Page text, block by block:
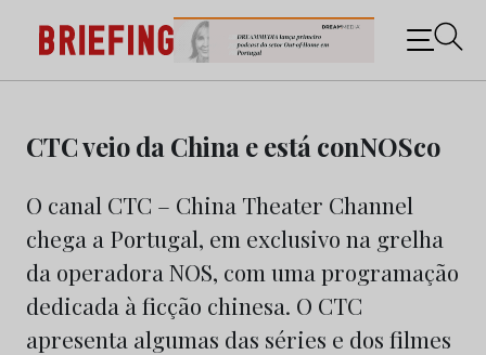
content
Briefing: Todas as notícias sobre os negócios do
Marketing e da Publicidade
CTC veio da China e está conNOSco
O canal CTC – China Theater Channel
chega a Portugal, em exclusivo na grelha
da operadora NOS, com uma programação
dedicada à ficção chinesa. O CTC
apresenta algumas das séries e dos filmes